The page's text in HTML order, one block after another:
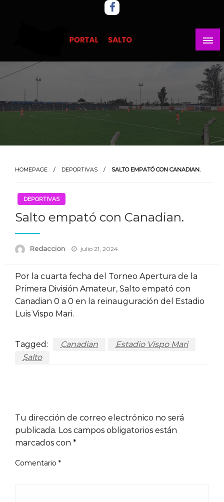
Portal del Salto
Noticias del norte del país.
HOMEPAGE DEPORTIVAS SALTO EMPATÓ CON CANADIAN.
DEPORTIVAS
Salto empató con Canadian.
Redaccion
Posted
julio 21, 2024
Por la cuarta fecha del Torneo Apertura de la
Primera División Amateur, Salto empató con
Canadian 0 a 0 en la reinauguración del Estadio
Luis Vispo Mari.
Tagged: Canadian
Estadio Vispo Mari
Salto
Tu dirección de correo electrónico no será
publicada. Los campos obligatorios están
marcados con *
Comentario *